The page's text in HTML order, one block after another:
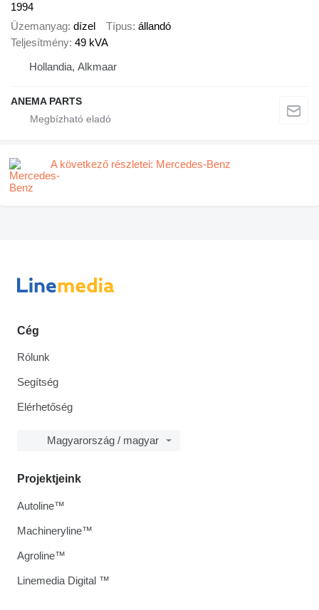
1994
Üzemanyag dízel Típus állandó
Teljesítmény 49 kVA
Hollandia, Alkmaar
ANEMA PARTS
A következő részletei: Mercedes-Benz
Cég
Rólunk
Segítség
Elérhetőség
Magyarország / magyar
Projektjeink
Autoline™
Machineryline™
Agroline™
Linemedia Digital ™